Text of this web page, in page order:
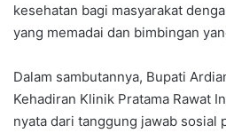
kesehatan bagi masyarakat
yang memadai dan bimbingan
Dalam sambutannya, Bupati
Kehadiran Klinik Pratama Rawat
nyata dari tanggung jawab sosial